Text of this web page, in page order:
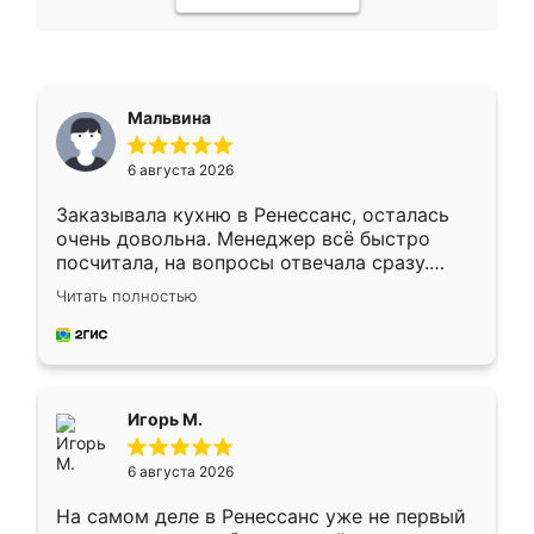
Мальвина
6 августа 2026
Заказывала кухню в Ренессанс, осталась
очень довольна. Менеджер всё быстро
посчитала, на вопросы отвечала сразу.
Замерщик приехал в субботу, подошёл к
делу со всей ответственностью. Собрали
за день, ребята работали аккуратно, даже
Читать полностью
Игорь М.
6 августа 2026
На самом деле в Ренессанс уже не первый